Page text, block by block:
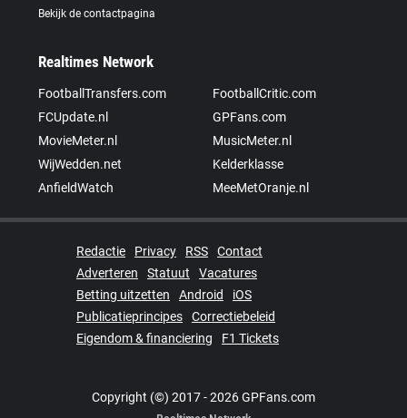
Bekijk de contactpagina
Realtimes Network
FootballTransfers.com
FootballCritic.com
FCUpdate.nl
GPFans.com
MovieMeter.nl
MusicMeter.nl
WijWedden.net
Kelderklasse
AnfieldWatch
MeeMetOranje.nl
Redactie Privacy RSS
Contact
Adverteren
Statuut
Vacatures
Betting uitzetten
Android
iOS
Publicatieprincipes
Correctiebeleid
Eigendom & financiering
F1 Tickets
Copyright (©) 2017 - 2026 GPFans.com